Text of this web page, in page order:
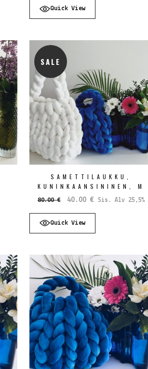
oli:
Quick View
SALE
SAMETTILAUKKU,
KUNINKAANSININEN, M
80.00€
Alkuperäinen
oli:
40.00 €Nykyinen
Sis. Alv 25,5%
Quick View